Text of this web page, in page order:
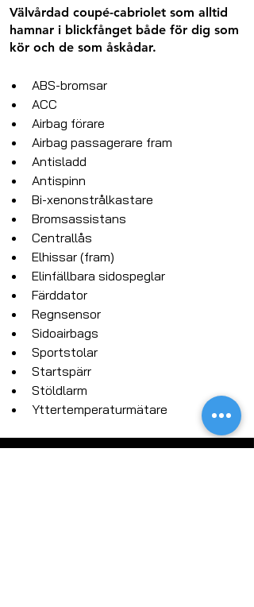
Välvårdad coupé-cabriolet som alltid
hamnar i blickfånget både för dig som
kör och de som åskådar.
ABS-bromsar
ACC
Airbag förare
Airbag passagerare fram
Antisladd
Antispinn
Bi-xenonstrålkastare
Bromsassistans
Centrallås
Elhissar (fram)
Elinfällbara sidospeglar
Färddator
Regnsensor
Sidoairbags
Sportstolar
Startspärr
Stöldlarm
Yttertemperaturmätare